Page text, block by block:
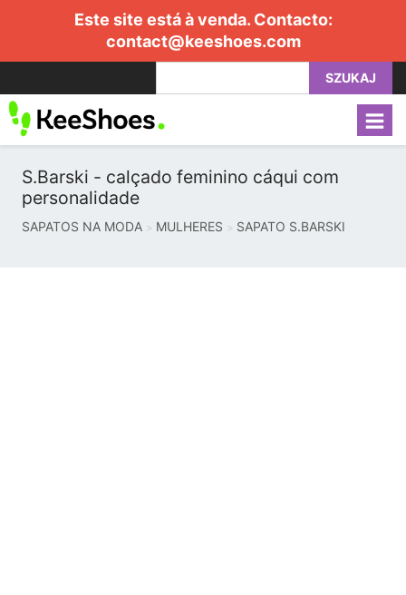
Este site está à venda. Contacto:
contact@keeshoes.com
SZUKAJ
S.Barski - calçado feminino cáqui com
personalidade
SAPATOS NA MODA MULHERES SAPATO S.BARSKI